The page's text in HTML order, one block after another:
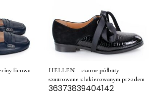
licowa
HELLEN – czarne półbuty
sznurowane z lakierowanym przodem
36373839404142